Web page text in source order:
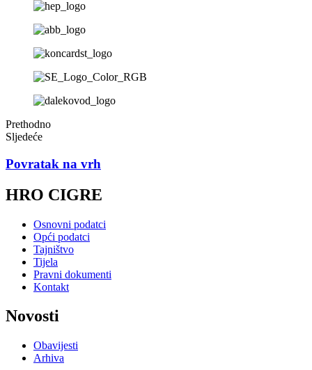
Prethodno
Sljedeće
Povratak na vrh
HRO CIGRE
Osnovni podatci
Opći podatci
Tajništvo
Tijela
Pravni dokumenti
Kontakt
Novosti
Obavijesti
Arhiva